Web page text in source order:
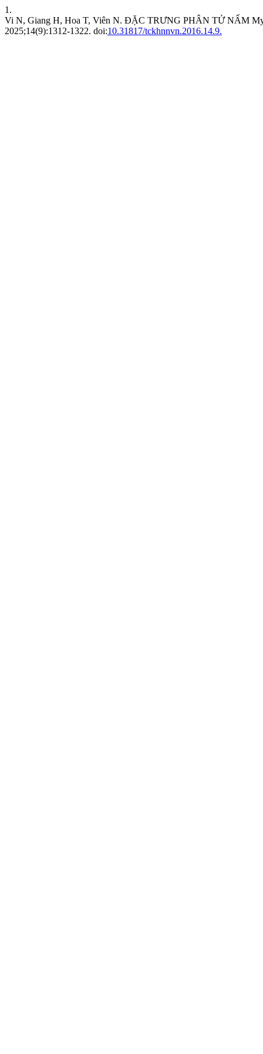
1.
Vi N, Giang H, Hoa T, Viên N. ĐẶC TRƯNG PHÂN TỬ NẤM
2025;14(9):1312-1322. doi:10.31817/tckhnnvn.2016.14.9.